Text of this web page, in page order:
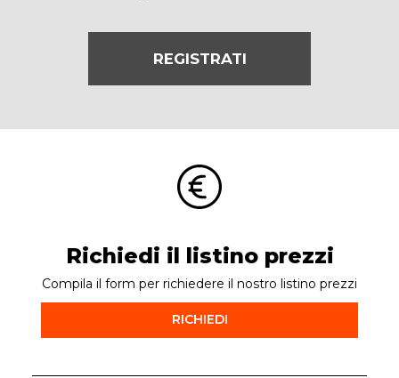
REGISTRATI
Richiedi il listino prezzi
Compila il form per richiedere il nostro listino prezzi
RICHIEDI